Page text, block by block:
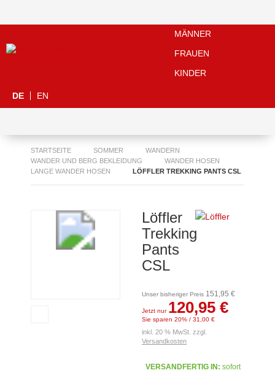
MÄNNER
FRAUEN
KINDER
DE EN
STARTSEITE SOMMER
WANDERN
WANDER UND BERG BEKLEIDUNG
WANDER HOSEN
LANGE WANDER HOSEN
LÖFFLER TREKKING PANTS CSL
Löffler
Trekking
Pants
CSL
Unser bisheriger Preis 151,95 €
Jetzt nur 120,95 €
Sie sparen 20% / 31,00 €
inkl. 20 % MwSt. zzgl.
Versandkosten
VERSANDFERTIG IN: sofort